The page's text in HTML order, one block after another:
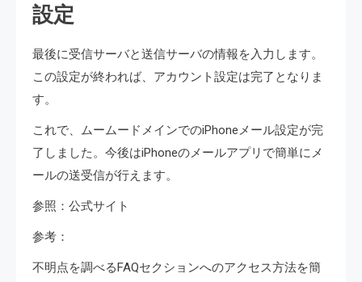
設定
最後に受信サーバと送信サーバの情報を入力します。
この設定が終われば、アカウント設定は完了となりま
す。
これで、ムームードメインでのiPhoneメール設定が完
了しました。今後はiPhoneのメールアプリで簡単にメ
ールの送受信が行えます。
参照：公式サイト
参考：
不明点を調べるFAQセクションへのアクセス方法を簡